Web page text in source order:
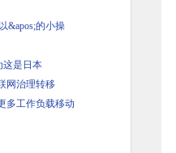
&apos;的小操
这是日本
网治理转移
多工作负载移动